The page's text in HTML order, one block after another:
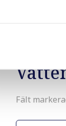
Fält